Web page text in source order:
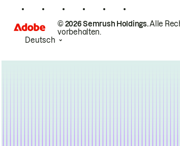
© 2026 Semrush Holdings.Alle
vorbehalten.
Deutsch